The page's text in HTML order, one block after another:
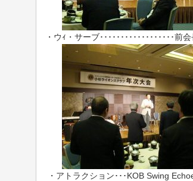
・ウｨ・サーブ･･････････････････前
・アトラクション･･･KOB Swing